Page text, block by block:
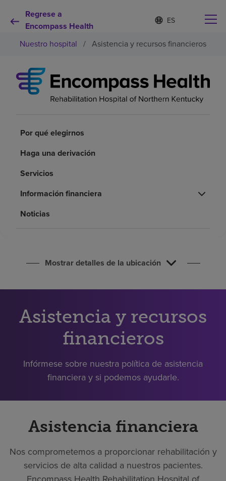
Regrese a
Encompass Health
Lista
de
idiomas
contraída
d
o
s
e
e
Por qué debe elegirnos
Recursos de salud
Empleos
Pagar mi factura
Nuestro hospital / Asistencia y recursos financieros
Por qué elegirnos
Haga una derivación
Servicios
Información financiera
Noticias
Mostrar detalles de la ubicación
Asistencia y recursos
financieros
Infórmese sobre nuestra política de asistencia
financiera y si podemos ayudarle.
Asistencia financiera
Nos comprometemos a proporcionar rehabilitación y
servicios de alta calidad a nuestros pacientes.